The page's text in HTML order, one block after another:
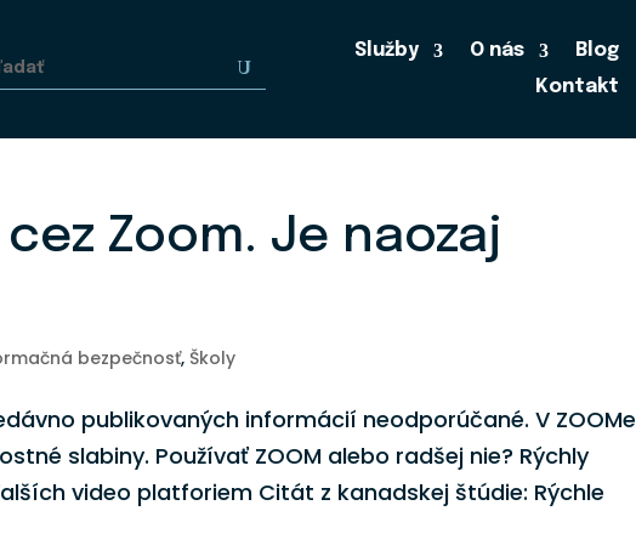
Služby O nás
Blog
Kontakt
Zoom. Je naozaj
bezpečnosť, Školy
publikovaných informácií neodporúčané. V ZOOMe
slabiny. Používať ZOOM alebo radšej nie? Rýchly
video platforiem Citát z kanadskej štúdie: Rýchle